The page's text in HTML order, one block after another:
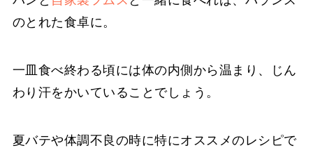
のとれた食卓に。
一皿食べ終わる頃には体の内側から温まり、じん
わり汗をかいていることでしょう。
夏バテや体調不良の時に特にオススメのレシピで